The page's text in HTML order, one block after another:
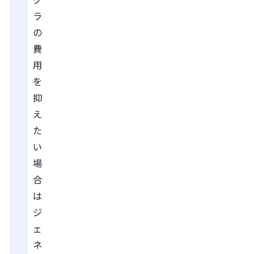
ラ
の
費
用
を
抑
え
た
い
場
合
は
ジ
ェ
ネ